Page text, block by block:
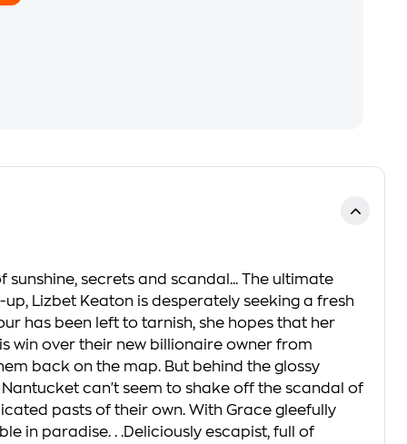
sunshine, secrets and scandal... The ultimate
Lizbet Keaton is desperately seeking a fresh
has been left to tarnish, she hopes that her
win over their new billionaire owner from
back on the map. But behind the glossy
can't seem to shake off the scandal of
pasts of their own. With Grace gleefully
in paradise. . .Deliciously escapist, full of